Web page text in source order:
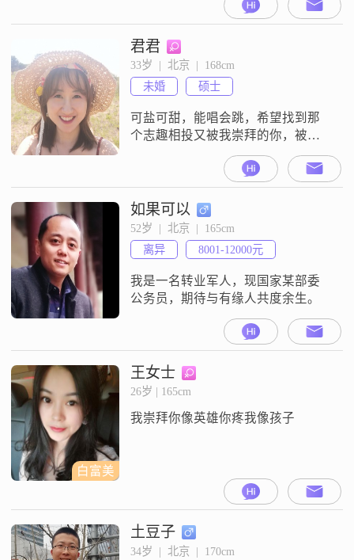
君君
33岁  |  北京  |  168cm
未婚
硕士
可盐可甜，能唱会跳，希望找到那
个志趣相投又被我崇拜的你，被你
如果可以
52岁  |  北京  |  165cm
离异
8001-12000元
我是一名转业军人，现国家某部委
公务员，期待与有缘人共度余生。
白富美
王女士
26岁 | 165cm
我崇拜你像英雄你疼我像孩子
土豆子
34岁  |  北京  |  170cm